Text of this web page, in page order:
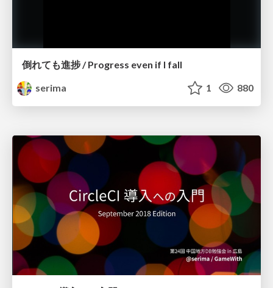
倒れても進捗 / Progress even if I fall
serima
1 880